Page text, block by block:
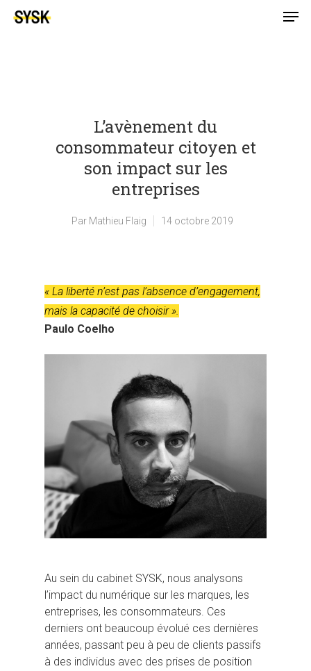
L’avènement du
consommateur citoyen et
son impact sur les
entreprises
Par Mathieu Flaig 14 octobre 2019
« La liberté n’est pas l’absence d’engagement,
mais la capacité de choisir ».
Paulo Coelho
Au sein du cabinet SYSK, nous analysons
l’impact du numérique sur les marques, les
entreprises, les consommateurs. Ces
derniers ont beaucoup évolué ces dernières
années, passant peu à peu de clients passifs
à des individus avec des prises de position